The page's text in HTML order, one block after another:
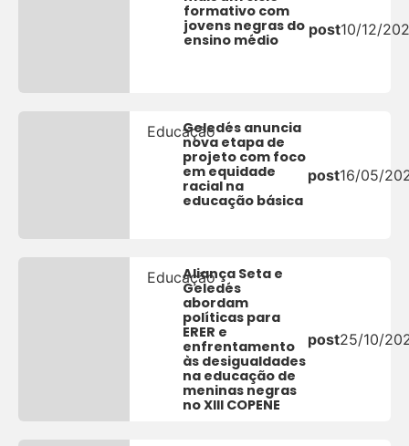
formativo com
jovens negras do
ensino médio
post10/12/
EducaçãoGeledés anuncia
nova etapa de
projeto com foco
em equidade
racial na
educação básica
post16/05/
EducaçãoAliança Seta e
Geledés
abordam
políticas para
ERER e
enfrentamento
às desigualdades
na educação de
meninas negras
no XIII COPENE
post25/10/